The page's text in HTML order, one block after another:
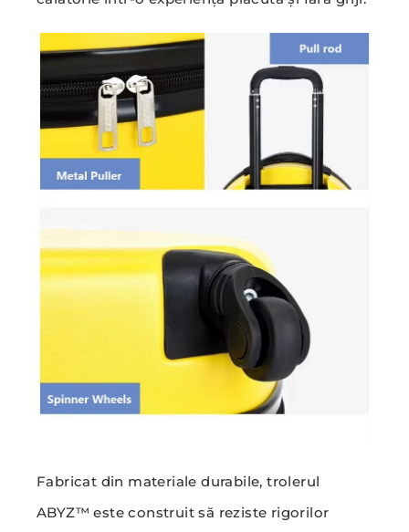
Fabricat din materiale durabile, trolerul
ABYZ™ este construit să reziste rigorilor